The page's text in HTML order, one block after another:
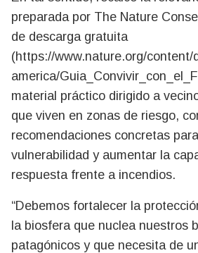
preparada por The Nature
de descarga gratuita
(https://www.nature.org/
america/
material práctico dirigido a
que viven en zonas de riesgo,
recomendaciones concretas
vulnerabilidad y aumentar la
respuesta frente a incendios.
“Debemos fortalecer la
la biosfera que nuclea nuestros
patagónicos y que necesita de